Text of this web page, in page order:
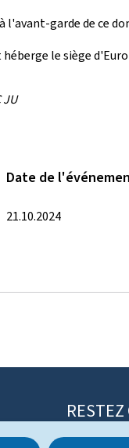
garde de ce
le siège
JU
Date de
21.10.2024
RESTEZ